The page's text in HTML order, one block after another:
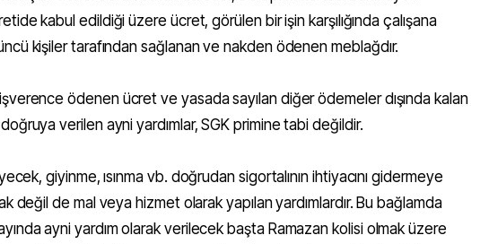
kabul edildiği üzere ücret, görülen bir işin karşılığında çalışana
kişiler tarafından sağlanan ve nakden ödenen meblağdır.
ödenen ücret ve yasada sayılan diğer ödemeler dışında kalan
verilen ayni yardımlar, SGK primine tabi değildir.
giyinme, ısınma vb. doğrudan sigortalının ihtiyacını gidermeye
değil de mal veya hizmet olarak yapılan yardımlardır. Bu bağlamda
ayni yardım olarak verilecek başta Ramazan kolisi olmak üzere